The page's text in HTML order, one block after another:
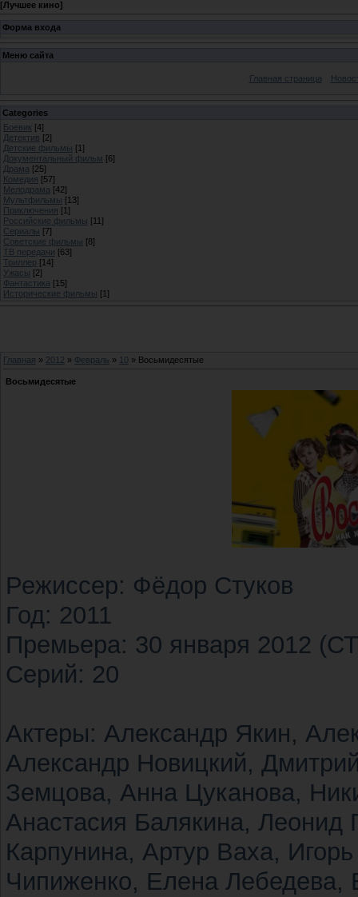
[Лучшее кино]
Форма входа
Меню сайта
Главная страница
Categories
Боевик [4]
Детектив [2]
Детские фильмы [1]
Документальный фильм [6]
Драма [25]
Комедия [57]
Мелодрама [42]
Мультфильмы [13]
Приключения [1]
Российские фильмы [11]
Сериалы [7]
Советские фильмы [8]
ТВ передачи [63]
Триллер [14]
Ужасы [2]
Фантастика [15]
Исторические фильмы [1]
Главная » 2012 » Февраль » 10 » Восьмидесятые
Восьмидесятые
Режиссер: Фёдор Стуков
Год: 2011
Премьера: 30 января 2012
Cерий: 20
Актеры: Александр Якин,
Александр Новицкий,
Земцова, Анна Цуканова,
Анастасия Балякина,
Карпунина, Артур Ваха,
Чипиженко, Елена Лебедева,